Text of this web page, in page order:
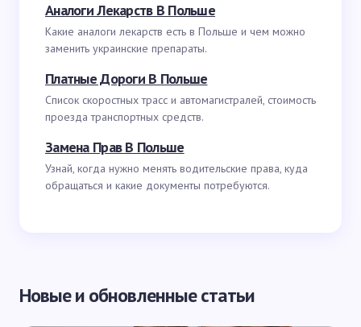
Аналоги Лекарств В Польше
Какие аналоги лекарств есть в Польше и чем можно
заменить украинские препараты.
Платные Дороги В Польше
Список скоростных трасс и автомагистралей, стоимость
проезда транспортных средств.
Замена Прав В Польше
Узнай, когда нужно менять водительские права, куда
обращаться и какие документы потребуются.
Новые и обновленные статьи